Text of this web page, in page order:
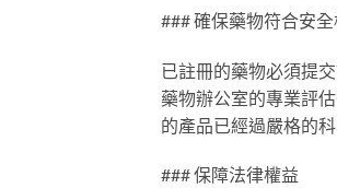
### 確保藥物符合安
已註冊的藥物必須提
藥物辦公室的專業評
的產品已經過嚴格的
### 保障法律權益